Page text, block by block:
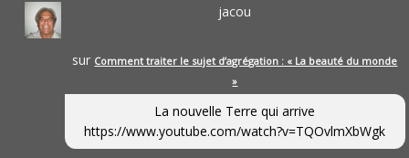
jacou
sur Comment traiter le sujet d’agrégation : « La beauté du monde
»
La nouvelle Terre qui arrive
https://www.youtube.com/watch?v=TQOvlmXbWgk